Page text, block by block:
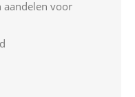
aandelen voor